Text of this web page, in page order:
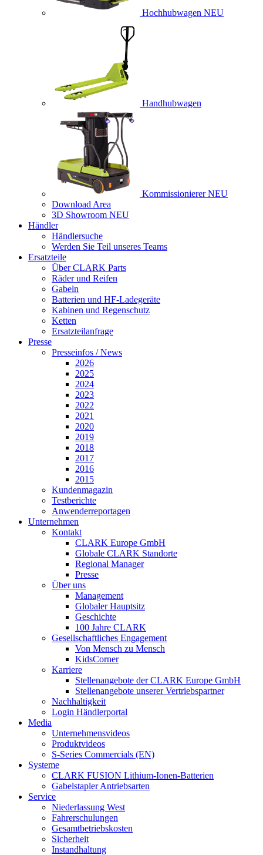
Hochhubwagen NEU
Handhubwagen
Kommissionierer NEU
Download Area
3D Showroom NEU
Händler
Händlersuche
Werden Sie Teil unseres Teams
Ersatzteile
Über CLARK Parts
Räder und Reifen
Gabeln
Batterien und HF-Ladegeräte
Kabinen und Regenschutz
Ketten
Ersatzteilanfrage
Presse
Presseinfos / News
2026
2025
2024
2023
2022
2021
2020
2019
2018
2017
2016
2015
Kundenmagazin
Testberichte
Anwenderreportagen
Unternehmen
Kontakt
CLARK Europe GmbH
Globale CLARK Standorte
Regional Manager
Presse
Über uns
Management
Globaler Hauptsitz
Geschichte
100 Jahre CLARK
Gesellschaftliches Engagement
Von Mensch zu Mensch
KidsCorner
Karriere
Stellenangebote der CLARK Europe GmbH
Stellenangebote unserer Vertriebspartner
Nachhaltigkeit
Login Händlerportal
Media
Unternehmensvideos
Produktvideos
S-Series Commercials (EN)
Systeme
CLARK FUSION Lithium-Ionen-Batterien
Gabelstapler Antriebsarten
Service
Niederlassung West
Fahrerschulungen
Gesamtbetriebskosten
Sicherheit
Instandhaltung